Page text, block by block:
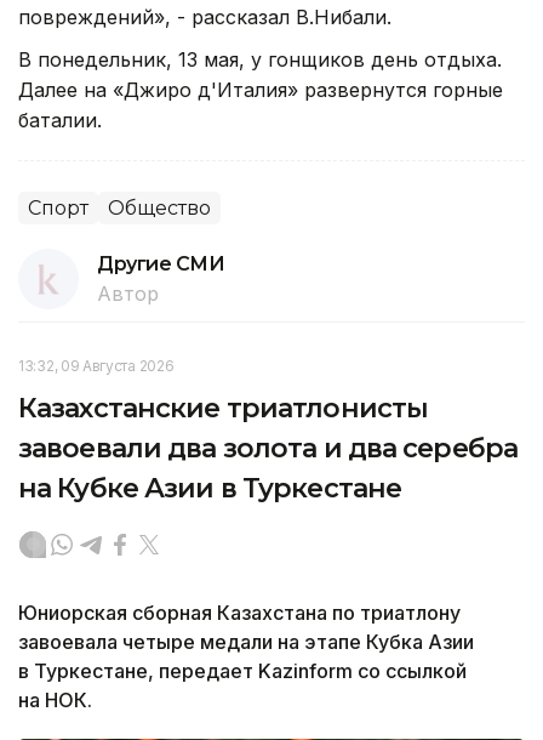
повреждений», - рассказал В.Нибали.
В понедельник, 13 мая, у гонщиков день отдыха.
Далее на «Джиро д'Италия» развернутся горные
баталии.
Спорт Общество
Другие СМИ
Автор
13:32, 09 Августа 2026
Казахстанские триатлонисты
завоевали два золота и два серебра
на Кубке Азии в Туркестане
Юниорская сборная Казахстана по триатлону
завоевала четыре медали на этапе Кубка Азии
в Туркестане, передает Kazinform со ссылкой
на НОК.